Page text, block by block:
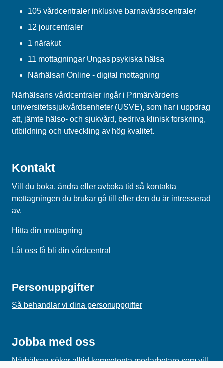
105 vårdcentraler inklusive barnavårdscentraler
12 jourcentraler
1 närakut
11 mottagningar Ungas psykiska hälsa
Närhälsan Online - digital mottagning
Närhälsans vårdcentraler ingår i Primärvårdens
universitetssjukvårdsenheter (USVE), som har i uppdrag
att, jämte hälso- och sjukvård, bedriva klinisk forskning,
utbildning och utveckling av hög kvalitet.
Kontakt
Vill du boka, ändra eller avboka tid så kontakta
mottagningen du brukar gå till eller den du är intresserad
av.
Hitta din mottagning
Låt oss få bli din vårdcentral
Personuppgifter
Så behandlar vi dina personuppgifter
Jobba med oss
Närhälsan söker alltid kompetenta medarbetare som vill